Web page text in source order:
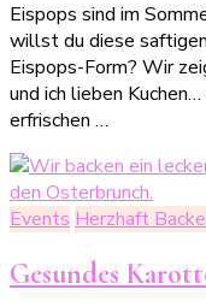
Eispops sind im
willst du diese
Eispops-Form? Wir
und ich lieben
erfrischen …
Events Herzhaft
Gesundes